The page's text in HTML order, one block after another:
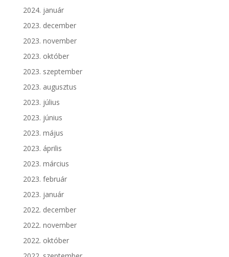
2024. január
2023. december
2023. november
2023. október
2023. szeptember
2023. augusztus
2023. július
2023. június
2023. május
2023. április
2023. március
2023. február
2023. január
2022. december
2022. november
2022. október